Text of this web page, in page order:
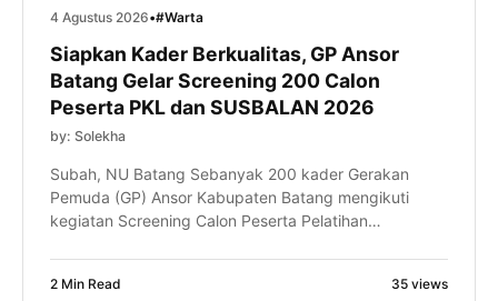
4 Agustus 2026•#Warta
Siapkan Kader Berkualitas, GP Ansor
Batang Gelar Screening 200 Calon
Peserta PKL dan SUSBALAN 2026
by: Solekha
Subah, NU Batang Sebanyak 200 kader Gerakan
Pemuda (GP) Ansor Kabupaten Batang mengikuti
kegiatan Screening Calon Peserta Pelatihan
diselenggarakan di Pondok Pesantren Subhanah,
2 Min Read 35 views